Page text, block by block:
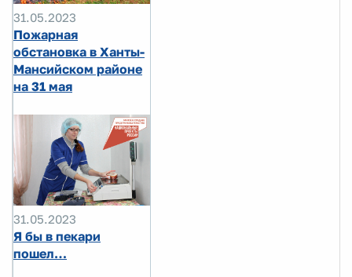
31.05.2023
Пожарная
обстановка в Ханты-
Мансийском районе
на 31 мая
31.05.2023
Я бы в пекари
пошел…